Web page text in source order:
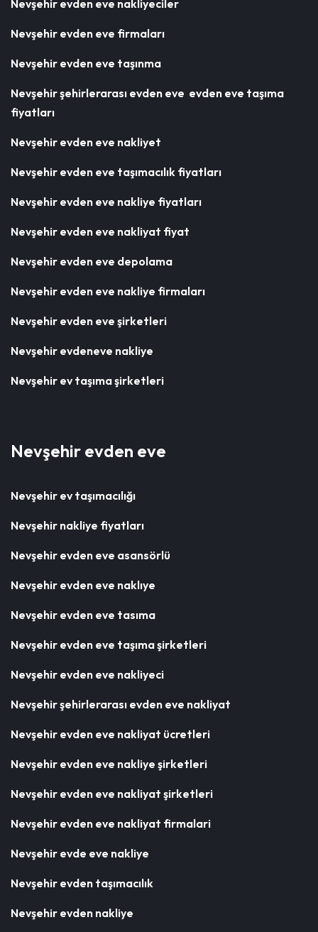
Nevşehir evden eve nakliyeciler
Nevşehir evden eve firmaları
Nevşehir evden eve taşınma
Nevşehir şehirlerarası evden eve evden eve taşıma
fiyatları
Nevşehir evden eve nakliyet
Nevşehir evden eve taşımacılık fiyatları
Nevşehir evden eve nakliye fiyatları
Nevşehir evden eve nakliyat fiyat
Nevşehir evden eve depolama
Nevşehir evden eve nakliye firmaları
Nevşehir evden eve şirketleri
Nevşehir evdeneve nakliye
Nevşehir ev taşıma şirketleri
Nevşehir evden eve
Nevşehir ev taşımacılığı
Nevşehir nakliye fiyatları
Nevşehir evden eve asansörlü
Nevşehir evden eve naklıye
Nevşehir evden eve tasıma
Nevşehir evden eve taşıma şirketleri
Nevşehir evden eve nakliyeci
Nevşehir şehirlerarası evden eve nakliyat
Nevşehir evden eve nakliyat ücretleri
Nevşehir evden eve nakliye şirketleri
Nevşehir evden eve nakliyat şirketleri
Nevşehir evden eve nakliyat firmalari
Nevşehir evde eve nakliye
Nevşehir evden taşımacılık
Nevşehir evden nakliye